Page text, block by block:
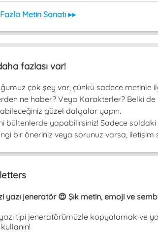
Metin Sanatı ▸▸
fazlası var!
çok şey var, çünkü sadece metinle
ne haber? Veya Karakterler? Belki de
güzel dalgalar yapın.
bültenlerde yapabilirsiniz! Sadece
bir öneriniz veya sorunuz varsa, iletişim
yazı jeneratör 😍 Şık metin, emoji ve
tipi jeneratörümüzle kopyalamak ve